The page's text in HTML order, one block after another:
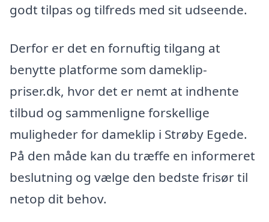
godt tilpas og tilfreds med sit udseende.
Derfor er det en fornuftig tilgang at
benytte platforme som dameklip-
priser.dk, hvor det er nemt at indhente
tilbud og sammenligne forskellige
muligheder for dameklip i Strøby Egede.
På den måde kan du træffe en informeret
beslutning og vælge den bedste frisør til
netop dit behov.